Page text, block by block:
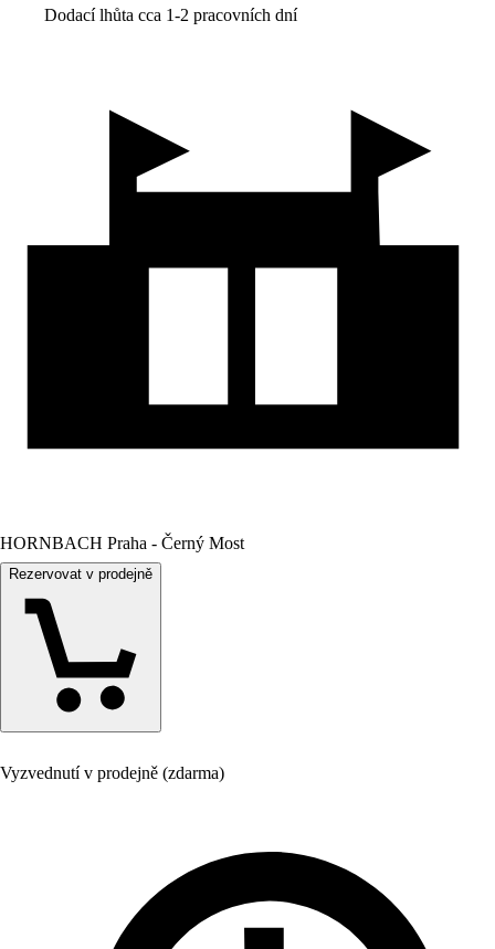
Dodací lhůta cca 1-2 pracovních dní
HORNBACH Praha - Černý Most
Rezervovat v prodejně
Vyzvednutí v prodejně (zdarma)